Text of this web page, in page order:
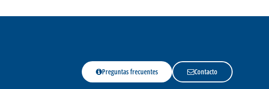
Preguntas frecuentes Contacto